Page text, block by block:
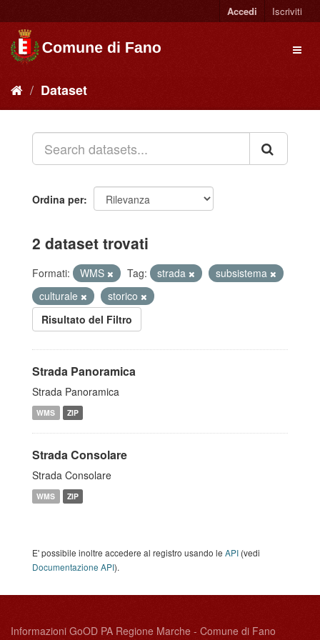
Accedi Iscriviti
Dataset
Ordina per
2 dataset trovati
Formati: WMS Tag: strada
subsistema
culturale
storico
Risultato del Filtro
Strada Panoramica
Strada Panoramica
WMS ZIP
Strada Consolare
Strada Consolare
WMS ZIP
E' possibile inoltre accedere al registro usando le API (vedi
Documentazione API).
Informazioni GoOD PA Regione Marche - Comune di Fano